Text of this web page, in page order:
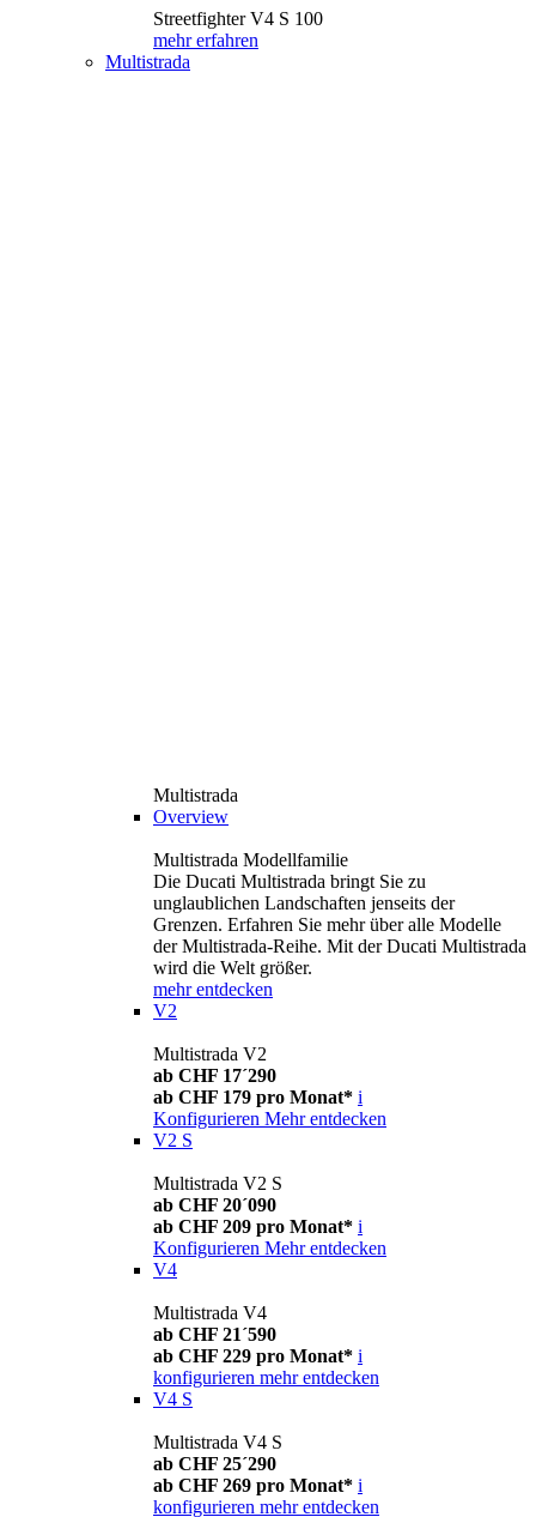
Streetfighter V4 S 100
mehr erfahren
Multistrada
Multistrada
Overview
Multistrada Modellfamilie
Die Ducati Multistrada bringt Sie zu
unglaublichen Landschaften jenseits der
Grenzen. Erfahren Sie mehr über alle Modelle
der Multistrada-Reihe. Mit der Ducati Multistrada
wird die Welt größer.
mehr entdecken
V2
Multistrada V2
ab CHF 17´290
ab CHF 179 pro Monat* i
Konfigurieren Mehr entdecken
V2 S
Multistrada V2 S
ab CHF 20´090
ab CHF 209 pro Monat* i
Konfigurieren Mehr entdecken
V4
Multistrada V4
ab CHF 21´590
ab CHF 229 pro Monat* i
konfigurieren mehr entdecken
V4 S
Multistrada V4 S
ab CHF 25´290
ab CHF 269 pro Monat* i
konfigurieren mehr entdecken